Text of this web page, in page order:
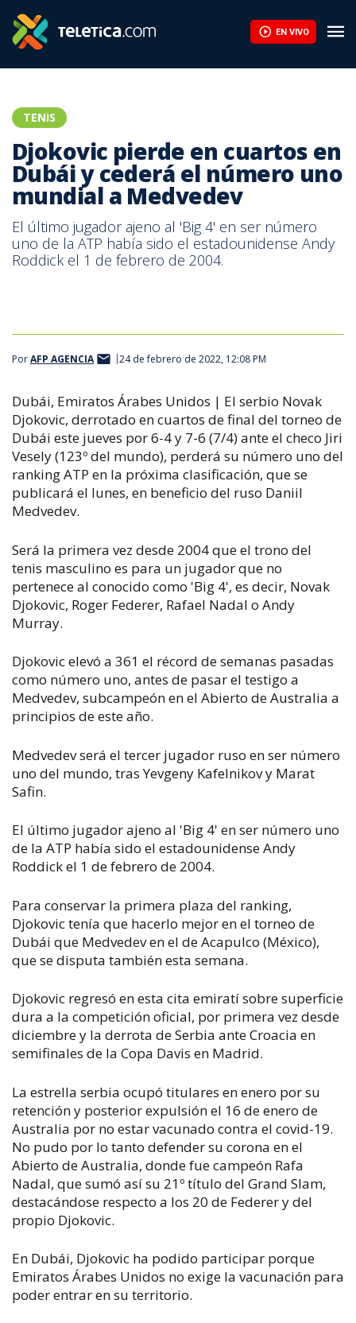
EN VIVO
TENIS
Djokovic pierde en cuartos en
Dubái y cederá el número uno
mundial a Medvedev
El último jugador ajeno al 'Big 4' en ser número
uno de la ATP había sido el estadounidense Andy
Roddick el 1 de febrero de 2004.
PorAFP AGENCIA 24 de febrero de 2022, 12:08 PM
Dubái, Emiratos Árabes Unidos | El serbio Novak
Djokovic, derrotado en cuartos de final del torneo de
Dubái este jueves por 6-4 y 7-6 (7/4) ante el checo Jiri
Vesely (123º del mundo), perderá su número uno del
ranking ATP en la próxima clasificación, que se
publicará el lunes, en beneficio del ruso Daniil
Medvedev.
Será la primera vez desde 2004 que el trono del
tenis masculino es para un jugador que no
pertenece al conocido como 'Big 4', es decir, Novak
Djokovic, Roger Federer, Rafael Nadal o Andy
Murray.
Djokovic elevó a 361 el récord de semanas pasadas
como número uno, antes de pasar el testigo a
Medvedev, subcampeón en el Abierto de Australia a
principios de este año.
Medvedev será el tercer jugador ruso en ser número
uno del mundo, tras Yevgeny Kafelnikov y Marat
Safin.
El último jugador ajeno al 'Big 4' en ser número uno
de la ATP había sido el estadounidense Andy
Roddick el 1 de febrero de 2004.
Para conservar la primera plaza del ranking,
Djokovic tenía que hacerlo mejor en el torneo de
Dubái que Medvedev en el de Acapulco (México),
que se disputa también esta semana.
Djokovic regresó en esta cita emiratí sobre superficie
dura a la competición oficial, por primera vez desde
diciembre y la derrota de Serbia ante Croacia en
semifinales de la Copa Davis en Madrid.
La estrella serbia ocupó titulares en enero por su
retención y posterior expulsión el 16 de enero de
Australia por no estar vacunado contra el covid-19.
No pudo por lo tanto defender su corona en el
Abierto de Australia, donde fue campeón Rafa
Nadal, que sumó así su 21º título del Grand Slam,
destacándose respecto a los 20 de Federer y del
propio Djokovic.
En Dubái, Djokovic ha podido participar porque
Emiratos Árabes Unidos no exige la vacunación para
poder entrar en su territorio.